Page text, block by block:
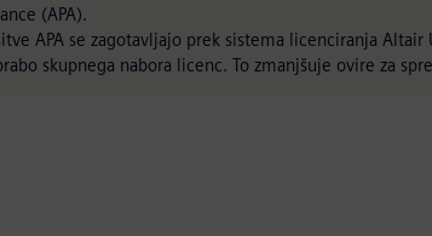
(APA).
APA se zagotavljajo prek sistema licenciranja
skupnega nabora licenc. To zmanjšuje ovire za